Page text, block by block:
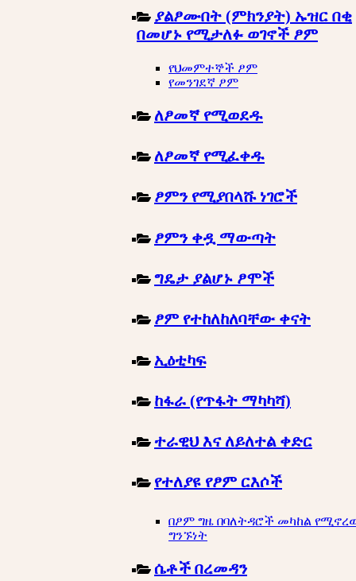
ያልፆሙበት (ምክንያት) ኡዝር በቂ
በመሆኑ የሚታለፉ ወገኖች ፆም
የህመምተኞች ፆም
የመንገደኛ ፆም
ለፆመኛ የሚወደዱ
ለፆመኛ የሚፈቀዱ
ፆምን የሚያበላሹ ነገሮች
ፆምን ቀዷ ማውጣት
ግዴታ ያልሆኑ ፆሞች
ፆም የተከለከለባቸው ቀናት
ኢዕቲካፍ
ከፋራ (የጥፋት ማካካሻ)
ተራዊህ እና ለይለተል ቀድር
የተለያዩ የፆም ርእሶች
በፆም ግዜ በባለትዳሮች መካከል
ግንኙነት
ሴቶች በረመዳን